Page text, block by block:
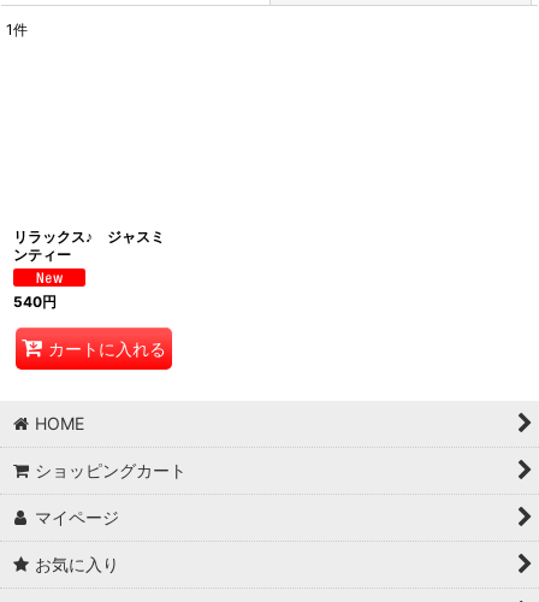
1件
リラックス♪ ジャスミ
ンティー
540円
カートに入れる
HOME
ショッピングカート
マイページ
お気に入り